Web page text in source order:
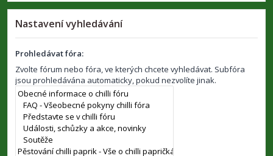
Nastavení vyhledávání
Prohledávat fóra:
Zvolte fórum nebo fóra, ve kterých chcete vyhledávat. Subfóra
jsou prohledávána automaticky, pokud nezvolíte jinak.